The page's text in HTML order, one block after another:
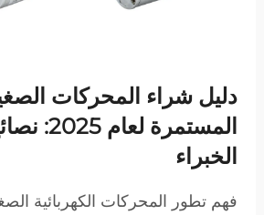
دليل شراء المحركات
المستمرة لعام
الخبراء
فهم تطور المحركات الكهربائية